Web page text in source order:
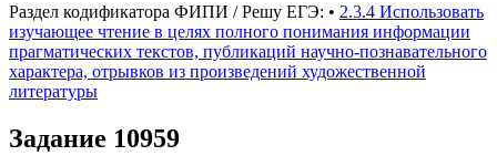
Раздел кодификатора ФИПИ / Решу ЕГЭ: • 2.3.4 Использовать
изучающее чтение в целях полного понимания информации
прагматических текстов, публикаций научно-познавательного
характера, отрывков из произведений художественной
литературы
Задание 10959